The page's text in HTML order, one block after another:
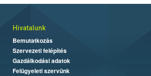
Hivatalunk
Bemutatkozás
Szervezeti felépítés
Gazdálkodási adatok
Felügyeleti szervünk